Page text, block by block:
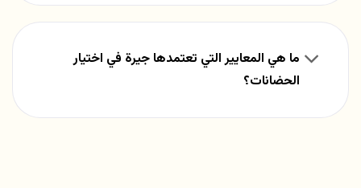
ما هي المعايير التي تعتمدها جيرة في اختيار
الحضانات؟